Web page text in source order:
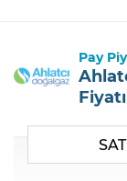
Şifremi
Pay
Fiyatı
SAT